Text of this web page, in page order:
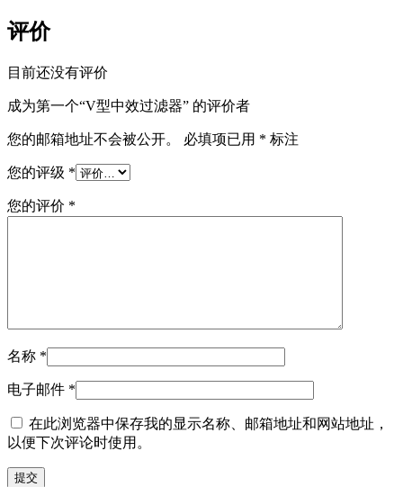
评价
目前还没有评价
成为第一个“V型中效过滤器” 的评价者
您的邮箱地址不会被公开。 必填项已用 * 标注
您的评级 *
您的评价 *
名称 *
电子邮件 *
在此浏览器中保存我的显示名称、邮箱地址和网站地址，
以便下次评论时使用。